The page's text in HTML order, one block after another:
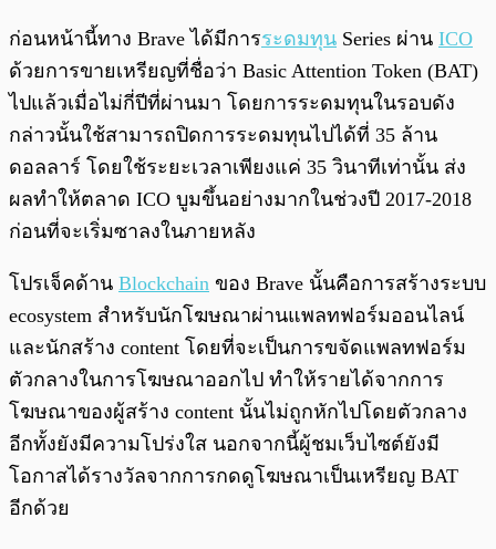
ก่อนหน้านี้ทาง Brave ได้มีการระดมทุน Series ผ่าน ICO
ด้วยการขายเหรียญที่ชื่อว่า Basic Attention Token (BAT)
ไปแล้วเมื่อไม่กี่ปีที่ผ่านมา โดยการระดมทุนในรอบดัง
กล่าวนั้นใช้สามารถปิดการระดมทุนไปได้ที่ 35 ล้าน
ดอลลาร์ โดยใช้ระยะเวลาเพียงแค่ 35 วินาทีเท่านั้น ส่ง
ผลทำให้ตลาด ICO บูมขึ้นอย่างมากในช่วงปี 2017-2018
ก่อนที่จะเริ่มซาลงในภายหลัง
โปรเจ็คด้าน Blockchain ของ Brave นั้นคือการสร้างระบบ
ecosystem สำหรับนักโฆษณาผ่านแพลทฟอร์มออนไลน์
และนักสร้าง content โดยที่จะเป็นการขจัดแพลทฟอร์ม
ตัวกลางในการโฆษณาออกไป ทำให้รายได้จากการ
โฆษณาของผู้สร้าง content นั้นไม่ถูกหักไปโดยตัวกลาง
อีกทั้งยังมีความโปร่งใส นอกจากนี้ผู้ชมเว็บไซต์ยังมี
โอกาสได้รางวัลจากการกดดูโฆษณาเป็นเหรียญ BAT
อีกด้วย